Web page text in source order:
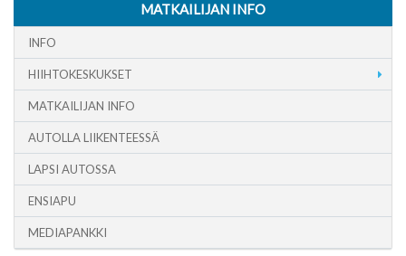
MATKAILIJAN INFO
INFO
HIIHTOKESKUKSET
MATKAILIJAN INFO
AUTOLLA LIIKENTEESSÄ
LAPSI AUTOSSA
ENSIAPU
MEDIAPANKKI